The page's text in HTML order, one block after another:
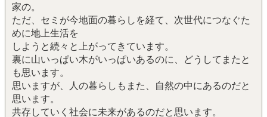
家の。
ただ、セミが今地面の暮らしを経て、次世代につなぐた
めに地上生活を
しようと続々と上がってきています。
裏に山いっぱい木がいっぱいあるのに、どうしてまたと
も思います。
思いますが、人の暮らしもまた、自然の中にあるのだと
思います。
共存していく社会に未来があるのだと思います。